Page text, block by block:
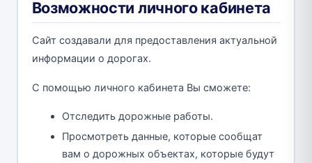
Возможности личного кабинета
Сайт создавали для предоставления актуальной
информации о дорогах.
С помощью личного кабинета Вы сможете:
Отследить дорожные работы.
Просмотреть данные, которые сообщат
вам о дорожных объектах, которые будут